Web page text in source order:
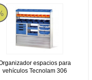
305
espacios para
vehículos Tecnolam 306
espacios para